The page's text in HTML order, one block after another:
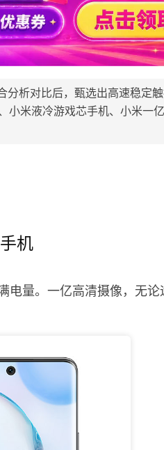
分析对比后，甄选出高速稳定
小米液冷游戏芯手机、小米一
机
电量。一亿高清摄像，无论